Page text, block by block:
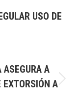
USO DE
A
EXTORSIÓN A